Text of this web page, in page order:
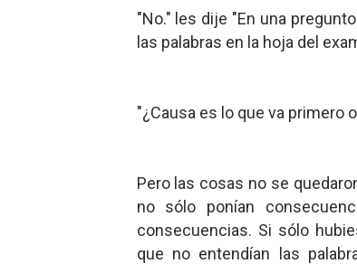
"No." les dije "En una
las palabras en la hoja del
"¿Causa es lo que va primero
Pero las cosas no se
no sólo ponían
consecuencias. Si sólo
que no entendían las